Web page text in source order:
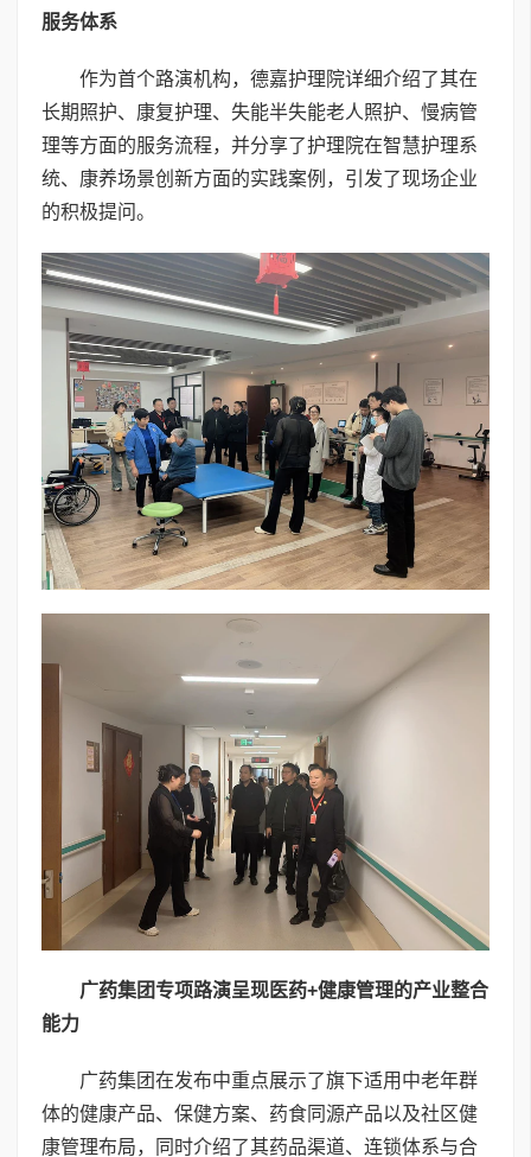
服务体系
作为首个路演机构，德嘉护理院详细介绍了其在
长期照护、康复护理、失能半失能老人照护、慢病管
理等方面的服务流程，并分享了护理院在智慧护理系
统、康养场景创新方面的实践案例，引发了现场企业
的积极提问。
广药集团专项路演呈现医药+健康管理的产业整合
能力
广药集团在发布中重点展示了旗下适用中老年群
体的健康产品、保健方案、药食同源产品以及社区健
康管理布局，同时介绍了其药品渠道、连锁体系与合